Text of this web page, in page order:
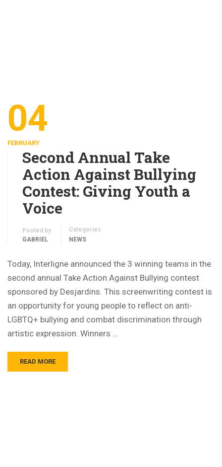
04
FEBRUARY
Second Annual Take
Action Against Bullying
Contest: Giving Youth a
Voice
Posted by
GABRIEL
Categories
NEWS
Today, Interligne announced the 3 winning teams in the
second annual Take Action Against Bullying contest
sponsored by Desjardins. This screenwriting contest is
an opportunity for young people to reflect on anti-
LGBTQ+ bullying and combat discrimination through
artistic expression. Winners …
READ MORE